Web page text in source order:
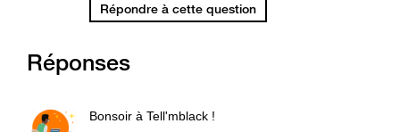
Répondre à cette question
Réponses
Bonsoir à Tell'mblack !